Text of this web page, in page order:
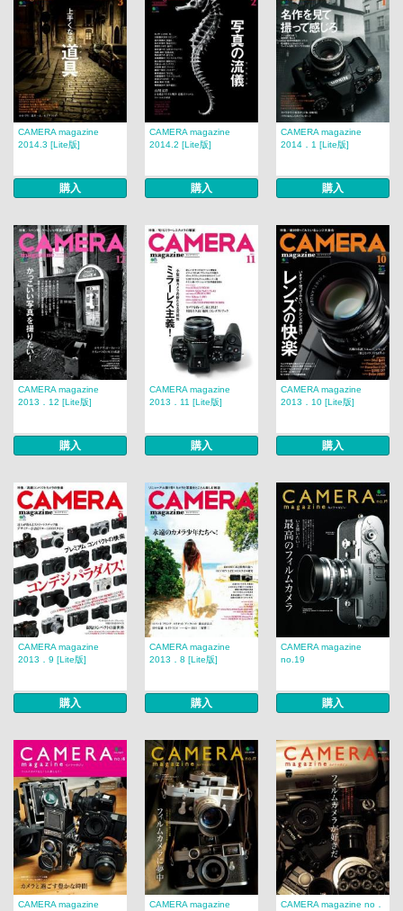
CAMERA magazine
2014.3 [Lite版]
購入
CAMERA magazine
2014.2 [Lite版]
購入
CAMERA magazine
2014．1 [Lite版]
購入
CAMERA magazine
2013．12 [Lite版]
購入
CAMERA magazine
2013．11 [Lite版]
購入
CAMERA magazine
2013．10 [Lite版]
購入
CAMERA magazine
2013．9 [Lite版]
購入
CAMERA magazine
2013．8 [Lite版]
購入
CAMERA magazine
no.19
購入
CAMERA magazine
CAMERA magazine
CAMERA magazine no．